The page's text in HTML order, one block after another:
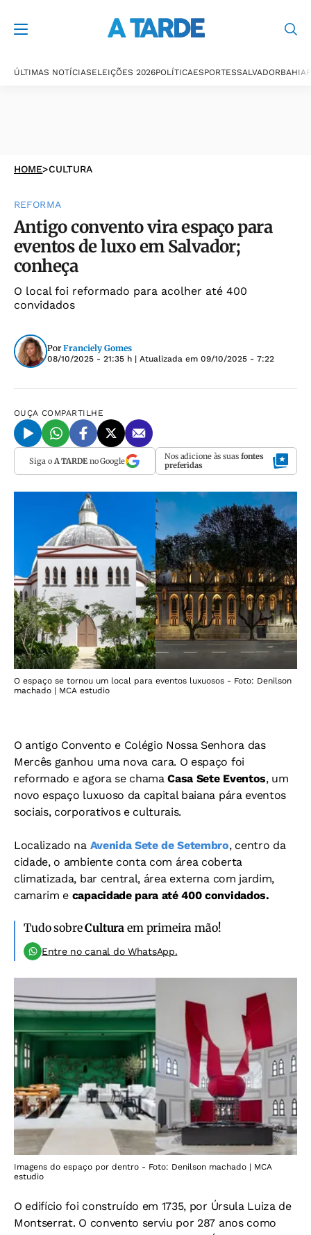
ÚLTIMAS NOTÍCIASELEIÇÕES 2026POLÍTICAESPORTESSALVADORBAHIA
HOME>CULTURA
REFORMA
Antigo convento vira espaço para
eventos de luxo em Salvador;
conheça
O local foi reformado para acolher até 400
convidados
Por Franciely Gomes
08/10/2025 - 21:35 h | Atualizada em 09/10/2025 - 7:22
OUÇA COMPARTILHE
Siga o A TARDEno Google Nos adicione às suas fontes
preferidas
O espaço se tornou um local para eventos luxuosos - Foto: Denilson
machado | MCA estudio
O antigo Convento e Colégio Nossa Senhora das
Mercês ganhou uma nova cara. O espaço foi
reformado e agora se chamaCasa Sete Eventos, um
novo espaço luxuoso da capital baiana pára eventos
sociais, corporativos e culturais.
Localizado na Avenida Sete de Setembro, centro da
cidade, o ambiente conta com área coberta
climatizada, bar central, área externa com jardim,
camarim e capacidade para até 400 convidados.
Tudo sobreCultura em primeira mão!
Entre no canal do WhatsApp.
Imagens do espaço por dentro - Foto: Denilson machado | MCA
estudio
O edifício foi construído em 1735, por Úrsula Luiza de
Montserrat. O convento serviu por 287 anos como